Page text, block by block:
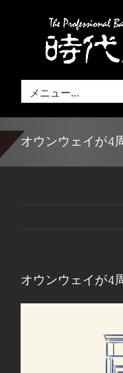
メニュー...
オウンウェイが4
オウンウェイが4